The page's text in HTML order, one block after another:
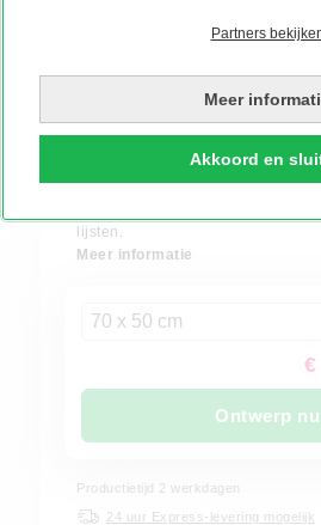
Partners
Meer
Akkoord en
-10%
lijsten.
Meer informatie
70 x 50 cm
€
Ontwerp nu
Productietijd 2 werkdagen
24 uur Express-levering mogelijk